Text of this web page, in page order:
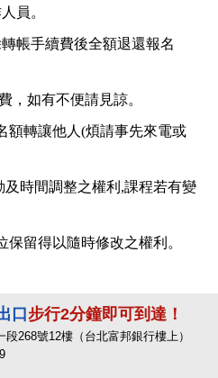
員。
帳手續費後全額退還報名
，如有不便請見諒。
轉讓他人(煩請事先來電或
時間調整之權利,課程若有變
留得以隨時修改之權利。
口步行2分鐘即可到達！
268號12樓（台北富邦銀行樓上）